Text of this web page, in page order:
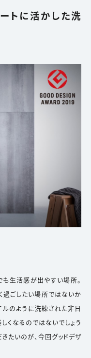
トに活かした洗
生活感が出やすい場所。
過ごしたい場所ではないか
ルのように洗練された非日
くなるのではないでしょう
たいのが、今回グッドデザ